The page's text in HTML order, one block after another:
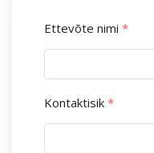
Ettevõte nimi *
Kontaktisik *